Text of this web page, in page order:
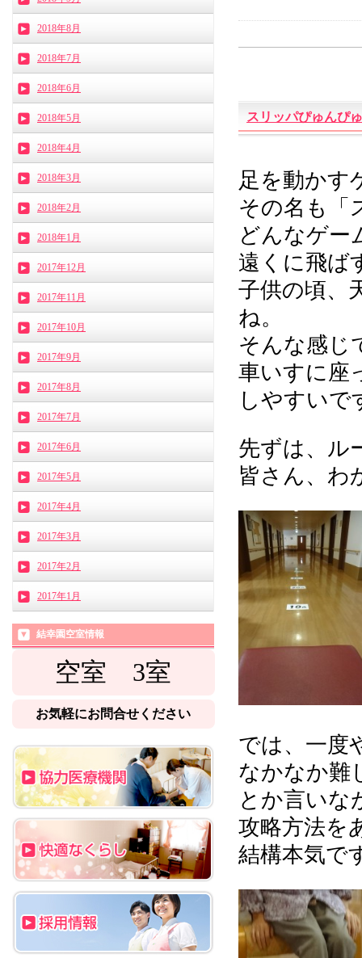
スリッパぴゅんぴ
足を動かす
その名も「
どんなゲー
遠くに飛ば
子供の頃、
ね。
そんな感じ
車いすに座
しやすいで
先ずは、ル
皆さん、わ
では、一度
なかなか難
とか言いな
攻略方法を
結構本気で
2018年8月
2018年7月
2018年6月
2018年5月
2018年4月
2018年3月
2018年2月
2018年1月
2017年12月
2017年11月
2017年10月
2017年9月
2017年8月
2017年7月
2017年6月
2017年5月
2017年4月
2017年3月
2017年2月
2017年1月
結幸園空室情報
空室 3室
お気軽にお問合せください